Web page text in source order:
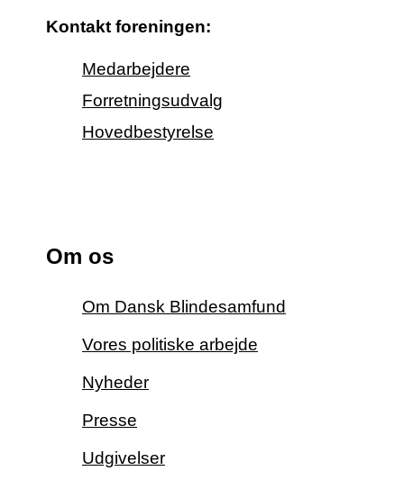
Kontakt foreningen:
Medarbejdere
Forretningsudvalg
Hovedbestyrelse
Om os
Om Dansk Blindesamfund
Vores politiske arbejde
Nyheder
Presse
Udgivelser